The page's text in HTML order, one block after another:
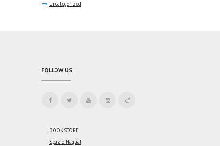
Uncategorized
FOLLOW US
BOOKSTORE
Spazio Nagual